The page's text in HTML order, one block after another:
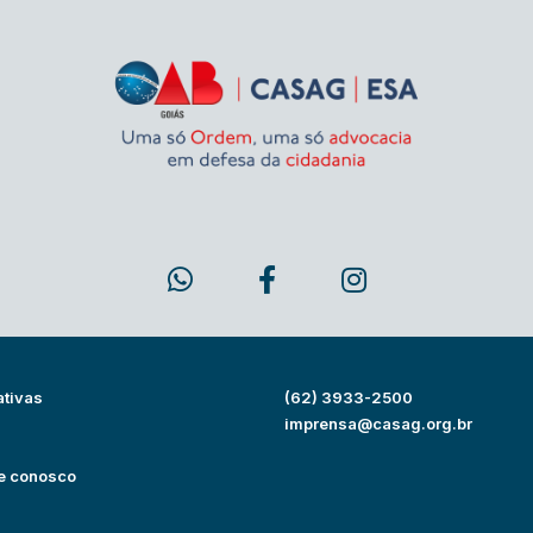
conosco
(62) 3933-2500
imprensa@casag.org.br